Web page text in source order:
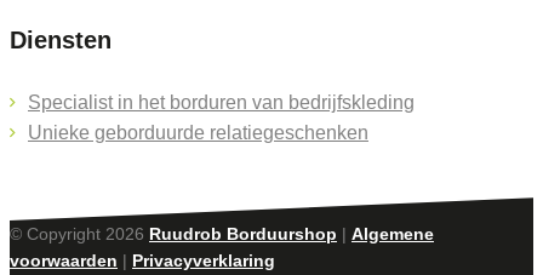
Diensten
Specialist in het borduren van bedrijfskleding
Unieke geborduurde relatiegeschenken
© Copyright 2026 Ruudrob Borduurshop | Algemene
voorwaarden | Privacyverklaring